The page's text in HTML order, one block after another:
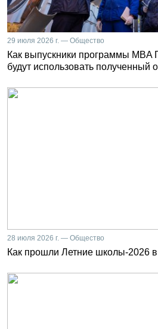
29 июля 2026 г. — Общество
Как выпускники программы MBA
будут использовать полученный
28 июля 2026 г. — Общество
Как прошли Летние школы-2026